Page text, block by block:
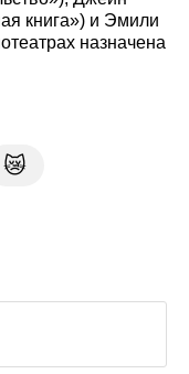
книга») и Эмили
назначена
😿